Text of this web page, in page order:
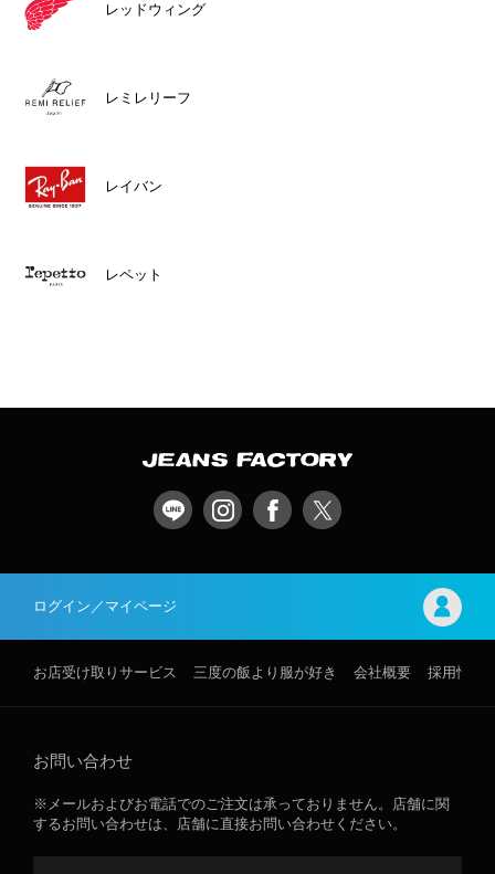
レッドウィング
レミレリーフ
レイバン
レペット
ログイン／マイページ
お店受け取りサービス 三度の飯より服が好き 会社概要 採用情報
お問い合わせ
※メールおよびお電話でのご注文は承っておりません。店舗に関
するお問い合わせは、店舗に直接お問い合わせください。